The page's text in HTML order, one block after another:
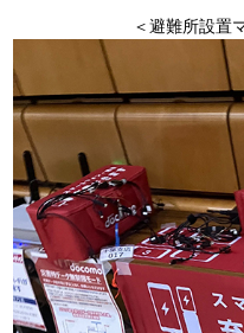
＜避難所設置